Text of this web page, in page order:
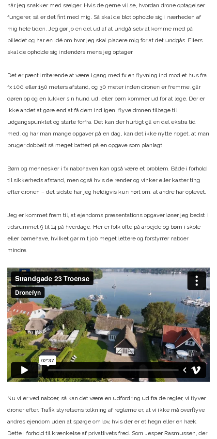
når jeg snakker med sælger. Hvis de gerne vil se, hvordan drone optagelser
fungerer, så er det fint med mig. Så skal de blot opholde sig i nærheden af
mig hele tiden. Jeg gør jo en del ud af at undgå selv at komme med på
billedet og har en idé om hvor jeg skal placere mig for at det undgås. Ellers
skal de opholde sig indendørs mens jeg optager.
Det er pænt irriterende at være i gang med fx en flyvning ind mod et hus fra
fx 100 eller 150 meters afstand, og 30 meter inden dronen er fremme, går
døren op og en lukker sin hund ud, eller børn kommer ud for at lege. Der er
ikke andet at gøre end at få dem ind igen, flyve dronen tilbage til
udgangspunktet og starte forfra. Det kan der hurtigt gå en del ekstra tid
med, og har man mange opgaver på en dag, kan det ikke nytte noget, at man
bruger dobbelt så meget batteri på en opgave som planlagt.
Børn og mennesker i fx nabohaven kan også være et problem. Både i forhold
til sikkerheds afstand, men også hvis de render og vinker eller kaster ting
efter dronen – det sidste har jeg heldigvis kun hørt om, at andre har oplevet.
Jeg er kommet frem til, at ejendoms præsentations opgaver løser jeg bedst i
tidsrummet 9 til 14 på hverdage. Her er folk ofte på arbejde og børn i skole
eller børnehave, hvilket gør mit job meget lettere og forstyrrer naboer
mindre.
Nu vi er ved naboer, så kan det være en udfordring ud fra de regler, vi flyver
droner efter. Trafik styrelsens tolkning af reglerne er, at vi ikke må overflyve
andres ejendom uden at spørge om lov, hvis der er et hegn eller en hæk.
Dette i forhold til krænkelse af privatlivets fred. Som Jesper Rasmussen, der